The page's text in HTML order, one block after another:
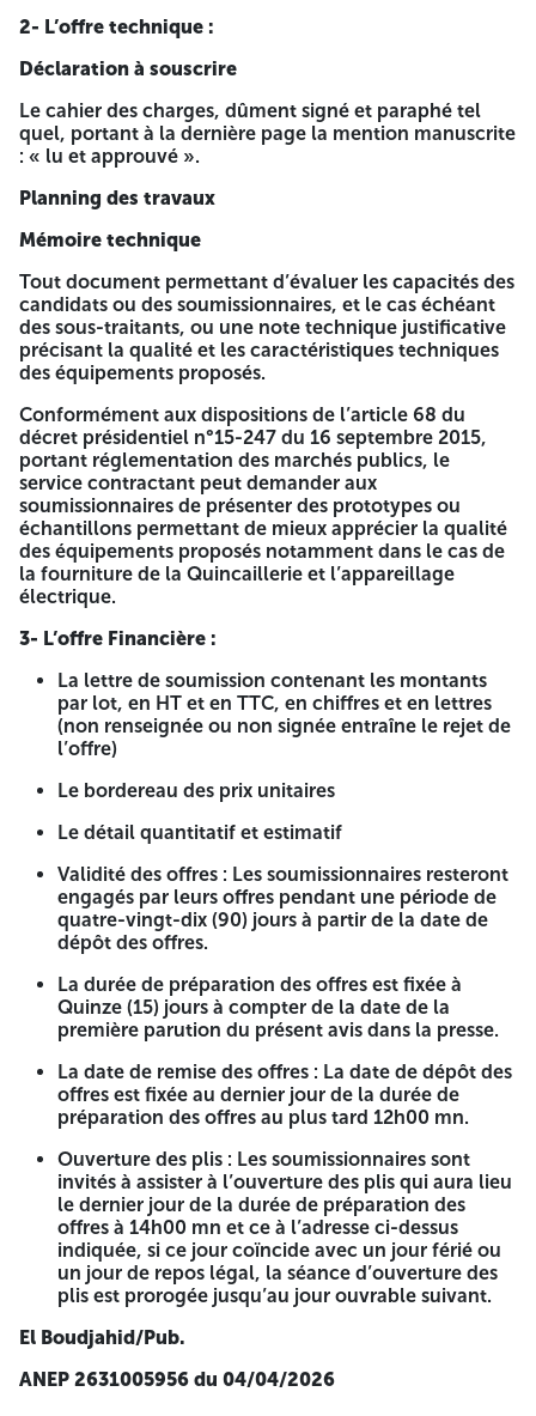
A. Pour les offres relatives aux lots 01,02 :
Registre de commerce comprenant les codes
B. Pour les offres relatives aux lots n° 03 :
les travaux de peinture.
professionnel catégorie II (3) et plus pour les travaux
de bâtiment avec le code relatif aux travaux de
peinture.
Registre de commerce comprenant les codes
compatibles avec l’objet de l’offre.
C. Pour les offres relatives aux lots n°04, n°07 :
Certificat de qualification et professionnel catégorie II
(02) et plus avec le code relatif aux travaux de
bâtiments TCE et plus avec le code relatif aux travaux
de bâtiments TCE.
Registre de commerce comprenant les codes
compatibles avec l’objet de l’offre.
Au moins deux attestations de bonne exécution pour
les travaux objet de l’offre.
compatibles avec l’objet de l’offre.
Agrément portant sur l’installation des équipements
sensibles à jour.
compatibles avec l’objet de l’offre.
Documents constituant l’offre
Conformément aux dispositions de l’article 69 du décret
présidentiel n°15-247 du 16 septembre 2015, portant
services publics, les documents justifiant les informations
contenues dans la déclaration de candidature sont exigés
uniquement de l’attributaire du marché public, qui doit
fournir un délai maximum de dix (10) jours à compter de la
date de sa saisine, et ce, en tout état de cause, avant la
date de publication de l’avis d’attribution provisoire du
marché.
1- Le dossier de candidature contient :
Une déclaration de candidature :
Une déclaration de probité :
Les statuts pour les sociétés ;
Les documents relatifs aux pouvoirs habilitant les
personnes à engager la société ;
Tout document permettant d’évaluer les capacités des
candidats, des soumissionnaires ou, le cas échéant,
des sous-traitants :
Certificat de qualification et de classification
2- L’offre technique :
Déclaration à souscrire
Le cahier des charges, dûment signé et paraphé tel
quel, portant à la dernière page la mention manuscrite
: « lu et approuvé ».
Planning des travaux
Mémoire technique
Tout document permettant d’évaluer les capacités des
candidats ou des soumissionnaires, et le cas échéant
des sous-traitants, ou une note technique justificative
précisant la qualité et les caractéristiques techniques
des équipements proposés.
Conformément aux dispositions de l’article 68 du
décret présidentiel n°15-247 du 16 septembre 2015,
portant réglementation des marchés publics, le
service contractant peut demander aux
soumissionnaires de présenter des prototypes ou
échantillons permettant de mieux apprécier la qualité
des équipements proposés notamment dans le cas de
la fourniture de la Quincaillerie et l’appareillage
électrique.
3- L’offre Financière :
La lettre de soumission contenant les montants
par lot, en HT et en TTC, en chiffres et en lettres
(non renseignée ou non signée entraîne le rejet de
l’offre)
Le bordereau des prix unitaires
Le détail quantitatif et estimatif
Validité des offres : Les soumissionnaires resteront
engagés par leurs offres pendant une période de
quatre-vingt-dix (90) jours à partir de la date de
dépôt des offres.
La durée de préparation des offres est fixée à
Quinze (15) jours à compter de la date de la
première parution du présent avis dans la presse.
La date de remise des offres : La date de dépôt des
offres est fixée au dernier jour de la durée de
préparation des offres au plus tard 12h00 mn.
Ouverture des plis : Les soumissionnaires sont
invités à assister à l’ouverture des plis qui aura lieu
le dernier jour de la durée de préparation des
offres à 14h00 mn et ce à l’adresse ci-dessus
indiquée, si ce jour coïncide avec un jour férié ou
un jour de repos légal, la séance d’ouverture des
plis est prorogée jusqu’au jour ouvrable suivant.
El Boudjahid/Pub.
ANEP 2631005956 du 04/04/2026